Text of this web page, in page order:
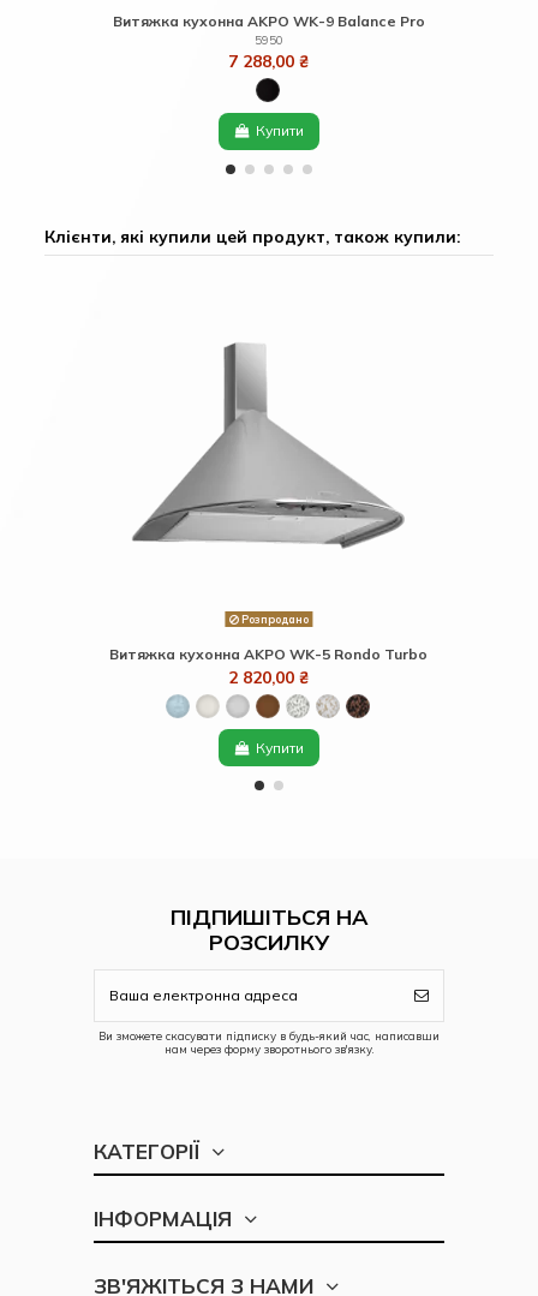
Витяжка кухонна AKPO WK-9 Balance Pro
5950
7 288,00 ₴
Купити
Клієнти, які купили цей продукт, також купили:
Розпродано
Витяжка кухонна AKPO WK-5 Rondo Turbo
2 820,00 ₴
Купити
ПІДПИШІТЬСЯ НА
РОЗСИЛКУ
Ви зможете скасувати підписку в будь-який час, написавши
нам через форму зворотнього зв'язку.
КАТЕГОРІЇ
ІНФОРМАЦІЯ
ЗВ'ЯЖІТЬСЯ З НАМИ